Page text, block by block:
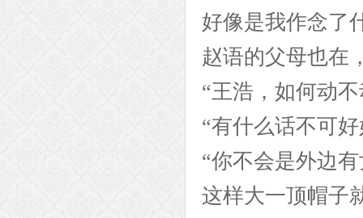
好像是我作念了
赵语的父母也在
“王浩，如何动
“有什么话不可
“你不会是外边
这样大一顶帽子